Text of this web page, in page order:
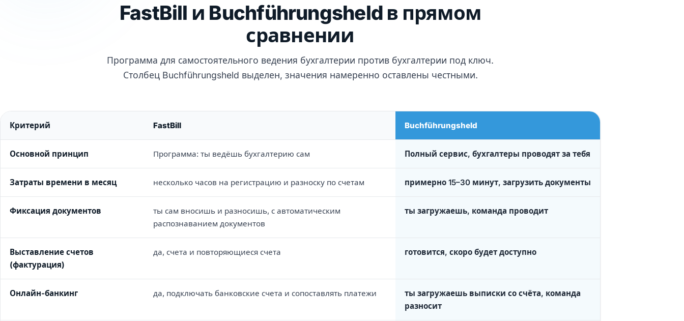
FastBill и Buchführungsheld в прямом
сравнении
Программа для самостоятельного ведения бухгалтерии против бухгалтерии под ключ.
Столбец Buchführungsheld выделен, значения намеренно оставлены честными.
Критерий FastBill Buchführungsheld
Основной принцип Программа: ты ведёшь бухгалтерию сам Полный сервис, бухгалтеры проводят за тебя
Затраты времени в месяц несколько часов на регистрацию и разноску по счетам примерно 15–30 минут, загрузить документы
Фиксация документов
ты сам вносишь и разносишь, с автоматическим
распознаванием документов
ты загружаешь, команда проводит
Выставление счетов
(фактурация)
да, счета и повторяющиеся счета готовится, скоро будет доступно
Онлайн-банкинг да, подключать банковские счета и сопоставлять платежи
ты загружаешь выписки со счёта, команда
разносит